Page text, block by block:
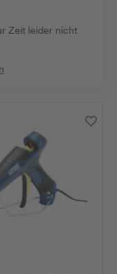
Zeit leider nicht